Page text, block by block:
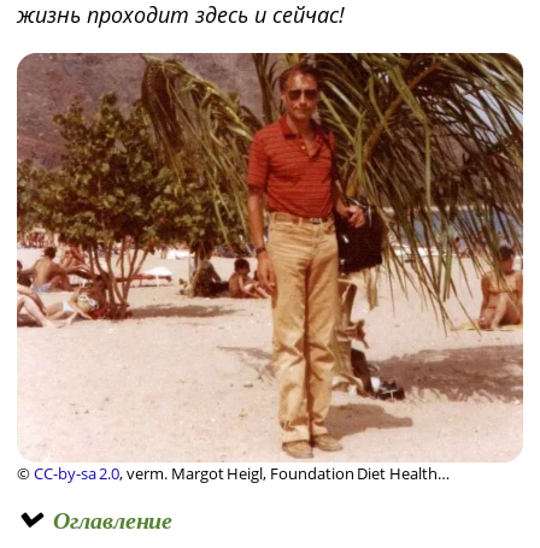
жизнь проходит здесь и сейчас!
©CC-by-sa 2.0, verm. Margot Heigl, Foundation Diet Health
Оглавление